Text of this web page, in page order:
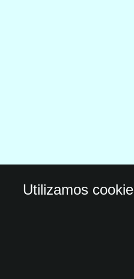
Utilizamos